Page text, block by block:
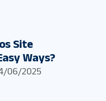
Site
Ways?
06/2025